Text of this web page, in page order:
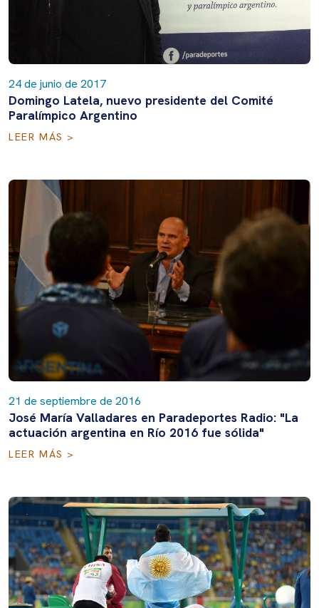
24 de junio de 2017
Domingo Latela, nuevo presidente del Comité
Paralímpico Argentino
LEER MÁS >
21 de septiembre de 2016
José María Valladares en Paradeportes Radio: "La
actuación argentina en Río 2016 fue sólida"
LEER MÁS >